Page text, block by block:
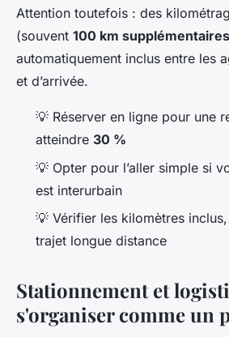
Attention toutefois : des
(souvent 100 km supplémentaires
automatiquement inclus entre les
et d’arrivée.
💡 Réserver en ligne pour une
atteindre 30 %
💡 Opter pour l’aller simple si
est interurbain
💡 Vérifier les kilomètres
trajet longue distance
Stationnement et
s'organiser comme un